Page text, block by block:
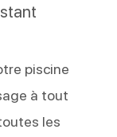
piscine
à tout
les